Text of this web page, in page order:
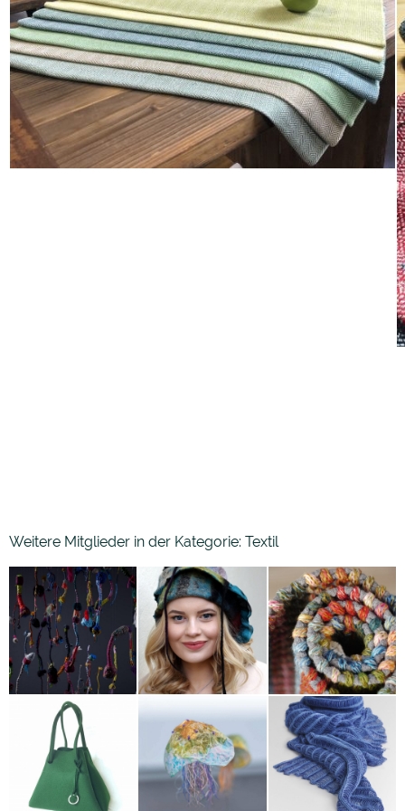
Weitere Mitglieder in der Kategorie: Textil
Nanna
Aspholm-Flik
Christina
Schneider
Suse Seitz
Fiorenza Finco
Heike Ehrath
Helga
Weilacher-
Stieler